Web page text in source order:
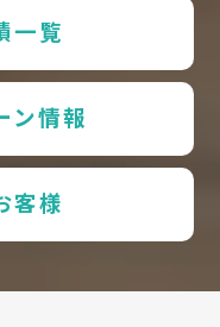
一覧
ン情報
客様